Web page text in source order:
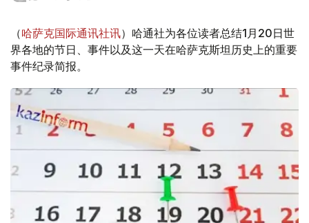
（哈萨克国际通讯社讯）哈通社为各位读者总结1月20日世
界各地的节日、事件以及这一天在哈萨克斯坦历史上的重要
事件纪录简报。